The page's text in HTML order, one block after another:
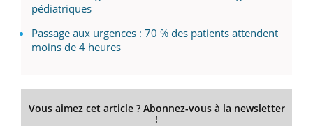
pédiatriques
Passage aux urgences : 70 % des patients attendent
moins de 4 heures
Vous aimez cet article ? Abonnez-vous à la newsletter
!